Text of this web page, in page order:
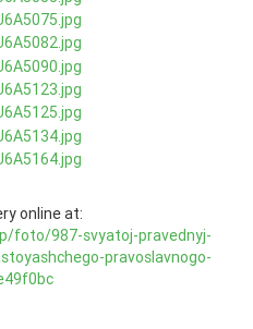
online at:
foto/987-svyatoj-pravednyj-
pravoslavnogo-